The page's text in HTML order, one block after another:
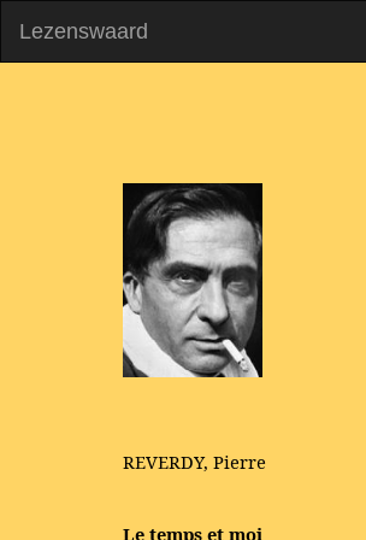
Lezenswaard
REVERDY, Pierre
Le temps et moi